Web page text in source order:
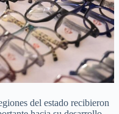
del estado recibieron